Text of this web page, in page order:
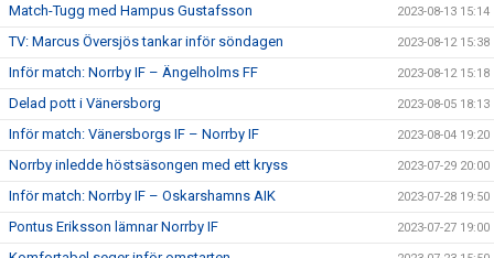
Match-Tugg med Hampus Gustafsson 2023-08-13 15:14
TV: Marcus Översjös tankar inför söndagen 2023-08-12 15:38
Inför match: Norrby IF – Ängelholms FF 2023-08-12 15:18
Delad pott i Vänersborg 2023-08-05 18:13
Inför match: Vänersborgs IF – Norrby IF 2023-08-04 19:20
Norrby inledde höstsäsongen med ett kryss 2023-07-29 20:00
Inför match: Norrby IF – Oskarshamns AIK 2023-07-28 19:50
Pontus Eriksson lämnar Norrby IF 2023-07-27 19:00